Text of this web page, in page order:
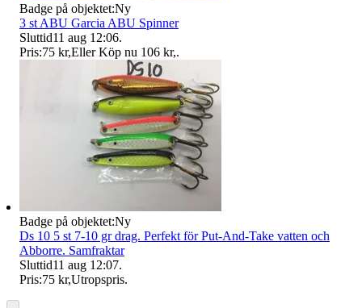
Badge på objektet:Ny
3 st ABU Garcia ABU Spinner
Sluttid11 aug 12:06.
Pris:75 kr,Eller Köp nu 106 kr,.
Badge på objektet:Ny
Ds 10 5 st 7-10 gr drag. Perfekt för Put-And-Take vatten och
Abborre. Samfraktar
Sluttid11 aug 12:07.
Pris:75 kr,Utropspris.